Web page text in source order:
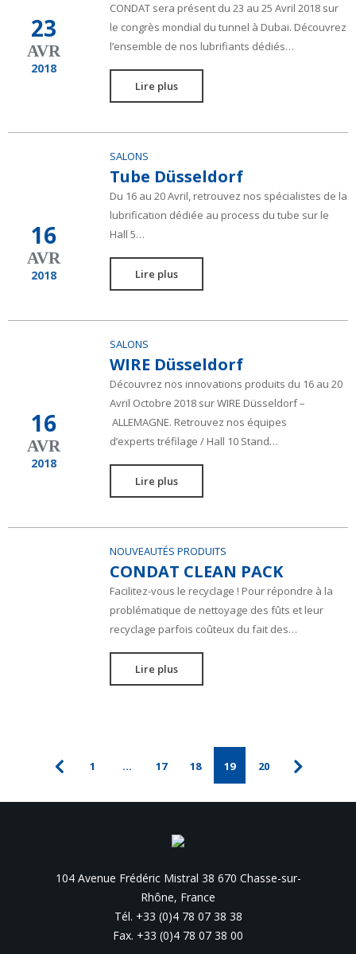
23
AVR
2018
CONDAT sera présent du 23 au 25 Avril 2018 sur
le congrès mondial du tunnel à Dubai. Découvrez
l’ensemble de nos lubrifiants dédiés…
Lire plus
16
AVR
2018
SALONS
Tube Düsseldorf
Du 16 au 20 Avril, retrouvez nos spécialistes de la
lubrification dédiée au process du tube sur le
Hall 5…
Lire plus
16
AVR
2018
SALONS
WIRE Düsseldorf
Découvrez nos innovations produits du 16 au 20
Avril Octobre 2018 sur WIRE Düsseldorf –
ALLEMAGNE. Retrouvez nos équipes
d’experts tréfilage / Hall 10 Stand…
Lire plus
NOUVEAUTÉS PRODUITS
CONDAT CLEAN PACK
Facilitez-vous le recyclage ! Pour répondre à la
problématique de nettoyage des fûts et leur
recyclage parfois coûteux du fait des…
Lire plus
1 … 17 18 19 20
104 Avenue Frédéric Mistral 38 670 Chasse-sur-
Rhône, France
Tél. +33 (0)4 78 07 38 38
Fax. +33 (0)4 78 07 38 00